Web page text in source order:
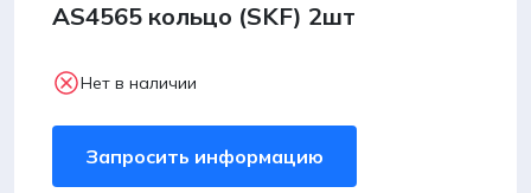
AS4565 кольцо (SKF) 2шт
Нет в наличии
Запросить информацию